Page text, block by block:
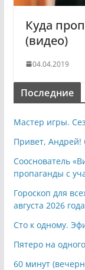
Куда
(видео)
04.04.2019
Последние
Мастер игры.
Привет, Андрей!
Сооснователь
пропаганды с
Гороскоп для
августа 2026 года
Сто к одному.
Пятеро на
60 минут